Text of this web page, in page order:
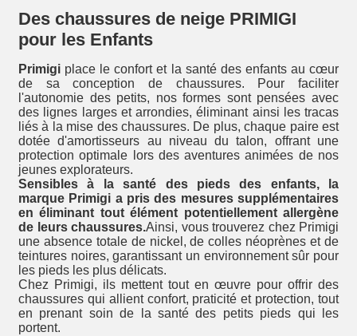
Des chaussures de neige PRIMIGI
pour les Enfants
Primigi place le confort et la santé des enfants au cœur
de sa conception de chaussures. Pour faciliter
l'autonomie des petits, nos formes sont pensées avec
des lignes larges et arrondies, éliminant ainsi les tracas
liés à la mise des chaussures. De plus, chaque paire est
dotée d'amortisseurs au niveau du talon, offrant une
protection optimale lors des aventures animées de nos
jeunes explorateurs.
Sensibles à la santé des pieds des enfants, la
marque Primigi a pris des mesures supplémentaires
en éliminant tout élément potentiellement allergène
de leurs chaussures.Ainsi, vous trouverez chez Primigi
une absence totale de nickel, de colles néoprènes et de
teintures noires, garantissant un environnement sûr pour
les pieds les plus délicats.
Chez Primigi, ils mettent tout en œuvre pour offrir des
chaussures qui allient confort, praticité et protection, tout
en prenant soin de la santé des petits pieds qui les
portent.